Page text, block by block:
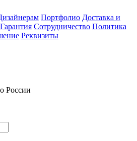
Портфолио Доставка и
Гарантия Сотрудничество Политика
Реквизиты
России